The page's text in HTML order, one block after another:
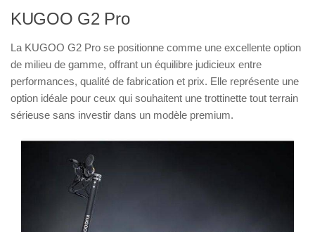
KUGOO G2 Pro
La KUGOO G2 Pro se positionne comme une excellente option
de milieu de gamme, offrant un équilibre judicieux entre
performances, qualité de fabrication et prix. Elle représente une
option idéale pour ceux qui souhaitent une trottinette tout terrain
sérieuse sans investir dans un modèle premium.